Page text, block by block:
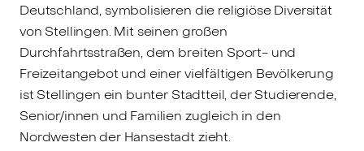
Deutschland, symbolisieren die religiöse Diversität
von Stellingen. Mit seinen großen
Durchfahrtsstraßen, dem breiten Sport- und
Freizeitangebot und einer vielfältigen Bevölkerung
ist Stellingen ein bunter Stadtteil, der Studierende,
Senior/innen und Familien zugleich in den
Nordwesten der Hansestadt zieht.